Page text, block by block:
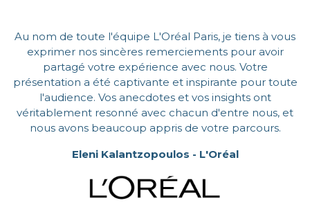
Au nom de toute l'équipe L'Oréal Paris, je tiens à vous
exprimer nos sincères remerciements pour avoir
partagé votre expérience avec nous. Votre
présentation a été captivante et inspirante pour toute
l'audience. Vos anecdotes et vos insights ont
véritablement resonné avec chacun d'entre nous, et
nous avons beaucoup appris de votre parcours.
Eleni Kalantzopoulos - L'Oréal